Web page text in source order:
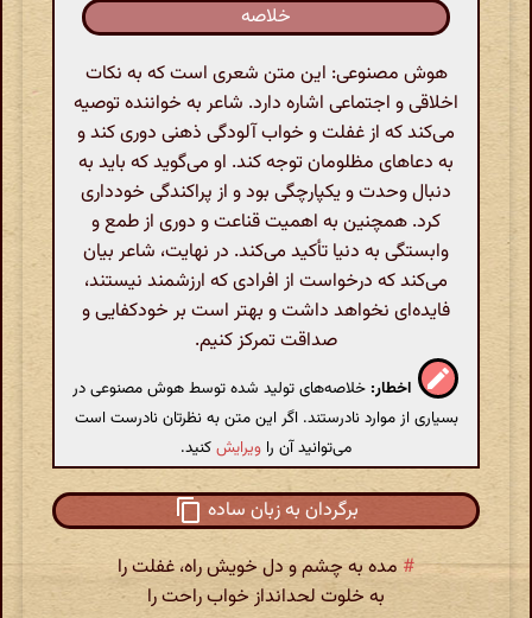
خلاصه
هوش مصنوعی: این متن شعری است که به نکات
اخلاقی و اجتماعی اشاره دارد. شاعر به خواننده توصیه
می‌کند که از غفلت و خواب آلودگی ذهنی دوری کند و
به دعاهای مظلومان توجه کند. او می‌گوید که باید به
دنبال وحدت و یکپارچگی بود و از پراکندگی خودداری
کرد. همچنین به اهمیت قناعت و دوری از طمع و
وابستگی به دنیا تأکید می‌کند. در نهایت، شاعر بیان
می‌کند که درخواست از افرادی که ارزشمند نیستند،
فایده‌ای نخواهد داشت و بهتر است بر خودکفایی و
صداقت تمرکز کنیم.
اخطار: خلاصه‌های تولید شده توسط هوش مصنوعی در
بسیاری از موارد نادرستند. اگر این متن به نظرتان نادرست است
می‌توانید آن را ویرایشکنید.
برگردان به زبان ساده
# مده به چشم و دل خویش راه، غفلت را
به خلوت لحدانداز خواب راحت را